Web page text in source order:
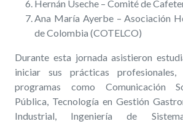
Hernán Useche – Comité de
Ana María Ayerbe – Asociación
de Colombia (COTELCO)
Durante esta jornada asistieron
iniciar sus prácticas
programas como Comunicación
Pública, Tecnología en Gestión
Industrial, Ingeniería de